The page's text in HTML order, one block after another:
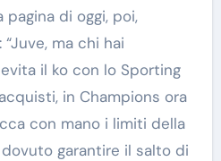
di oggi, poi,
ma chi hai
il ko con lo Sporting
in Champions ora
con mano i limiti della
garantire il salto di